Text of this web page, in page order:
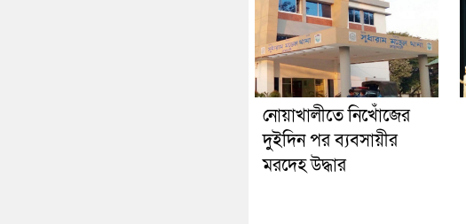
নোয়াখালীতে নিখোঁজের
দুইদিন পর ব্যবসায়ীর
মরদেহ উদ্ধার